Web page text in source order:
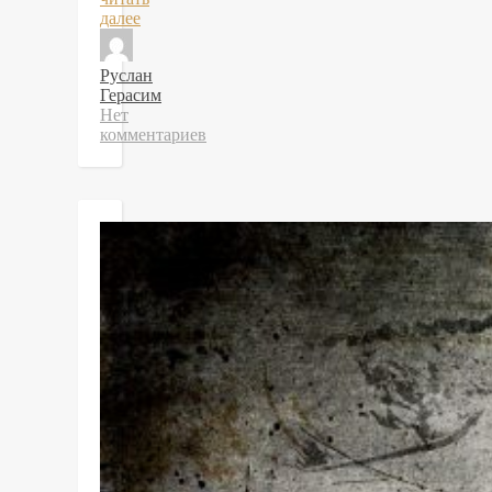
далее
Руслан
Герасим
Нет
комментариев